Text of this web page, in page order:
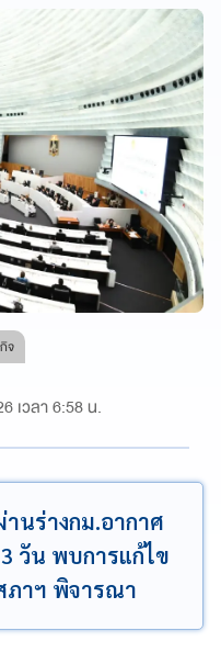
จ
เวลา 6:58 น.
นร่างกม.อากาศ
วัน พบการแก้ไข
ภาฯ พิจารณา